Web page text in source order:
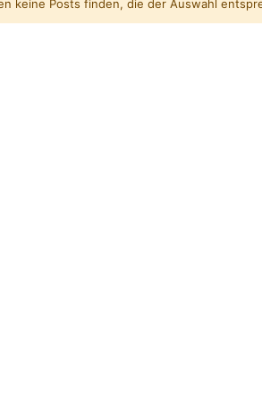
keine Posts finden, die der Auswahl